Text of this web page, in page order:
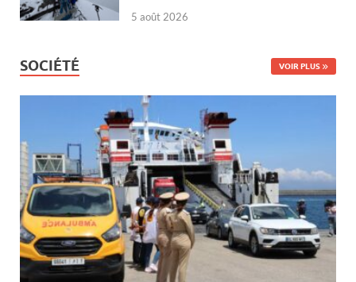
5 août 2026
SOCIÉTÉ VOIR PLUS